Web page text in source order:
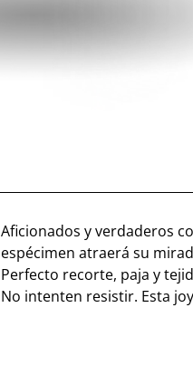
Aficionados y verdaderos
espécimen atraerá su
Perfecto recorte, paja y
No intenten resistir. Esta